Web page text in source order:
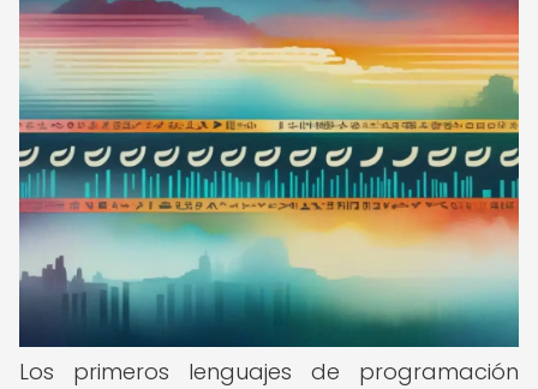
Los primeros lenguajes de programación